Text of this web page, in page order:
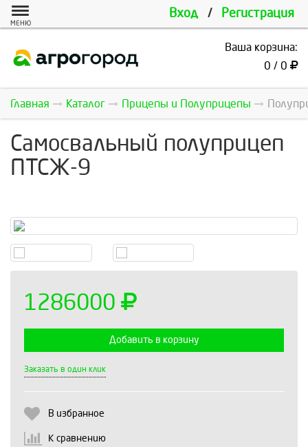
Вход / Регистрация
МЕНЮ
Ваша корзина:
0 / 0
Главная Каталог Прицепы и Полуприцепы
Самосвальный полуприцеп
ПТСЖ-9
1286000
Добавить в корзину
Заказать в один клик
В избранное
К сравнению